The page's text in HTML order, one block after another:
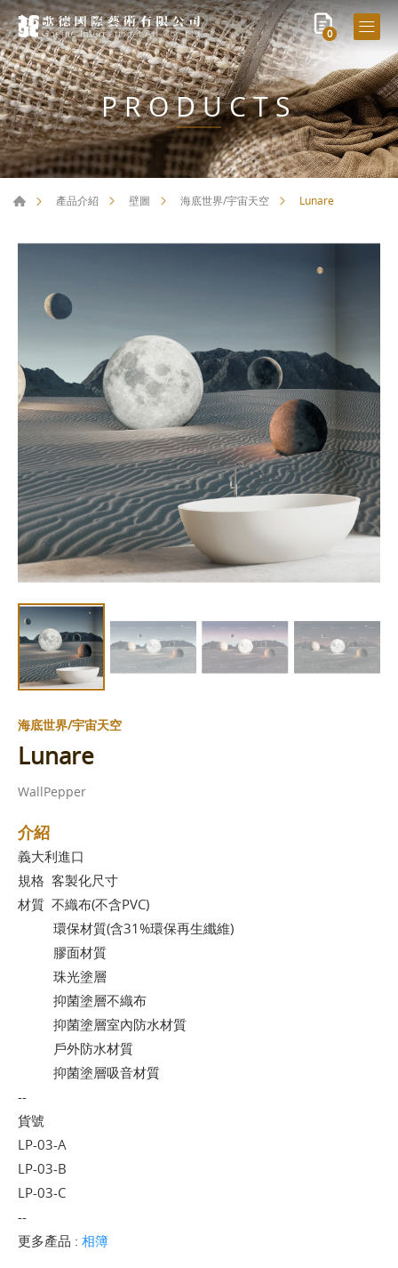
0
PRODUCTS
產品介紹 壁圖 海底世界/宇宙天空 Lunare
海底世界/宇宙天空
Lunare
WallPepper
介紹
義大利進口
規格 客製化尺寸
材質 不織布(不含PVC)
環保材質(含31%環保再生纖維)
膠面材質
珠光塗層
抑菌塗層不織布
抑菌塗層室內防水材質
戶外防水材質
抑菌塗層吸音材質
--
貨號
LP-03-A
LP-03-B
LP-03-C
--
更多產品 : 相簿